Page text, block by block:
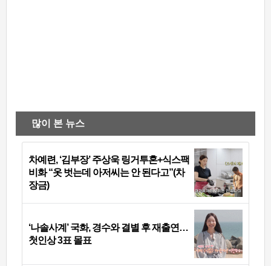
많이 본 뉴스
차예련, ‘김부장’ 주상욱 링거투혼+식스팩
비화 “옷 벗는데 아저씨는 안 된다고”(차
장금)
‘나솔사계’ 국화, 경수와 결별 후 재출연…
첫인상 3표 몰표